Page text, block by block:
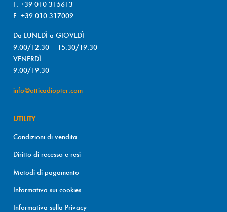
T. +39 010 315613
F. +39 010 317009
Da LUNEDÌ a GIOVEDÌ
9.00/12.30 – 15.30/19.30
VENERDÌ
9.00/19.30
info@otticadiopter.com
UTILITY
Condizioni di vendita
Diritto di recesso e resi
Metodi di pagamento
Informativa sui cookies
Informativa sulla Privacy